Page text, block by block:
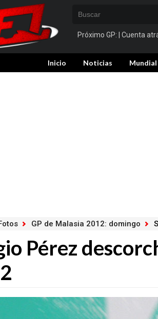
Próximo GP: | Cuenta
Inicio Noticias Mundial
GP de Malasia 2012: domingo
Pérez